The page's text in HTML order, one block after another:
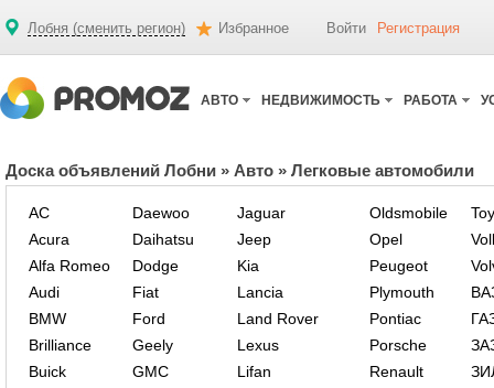
Лобня (сменить регион) Избранное Войти Регистрация
АВТО НЕДВИЖИМОСТЬ РАБОТА
Доска объявлений Лобни » Авто » Легковые автомобили
AC
Acura
Alfa Romeo
Audi
BMW
Brilliance
Buick
Daewoo
Daihatsu
Dodge
Fiat
Ford
Geely
GMC
Jaguar
Jeep
Kia
Lancia
Land Rover
Lexus
Lifan
Oldsmobile
Opel
Peugeot
Plymouth
Pontiac
Porsche
Renault